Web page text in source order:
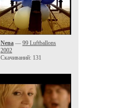
Nena— 99 Luftballons
2002
Скачиваний: 131